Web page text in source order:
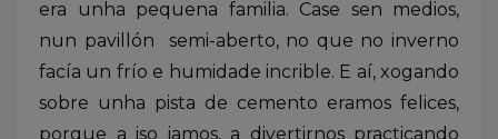
era unha pequena familia. Case sen medios,
nun pavillón semi-aberto, no que no inverno
facía un frío e humidade incrible. E aí, xogando
sobre unha pista de cemento eramos felices,
porque a iso iamos, a divertirnos practicando